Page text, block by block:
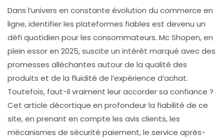
Dans l’univers en constante évolution du commerce en
ligne, identifier les plateformes fiables est devenu un
défi quotidien pour les consommateurs. Mc Shopen, en
plein essor en 2025, suscite un intérêt marqué avec des
promesses alléchantes autour de la qualité des
produits et de la fluidité de l’expérience d’achat.
Toutefois, faut-il vraiment leur accorder sa confiance ?
Cet article décortique en profondeur la fiabilité de ce
site, en prenant en compte les avis clients, les
mécanismes de sécurité paiement, le service après-